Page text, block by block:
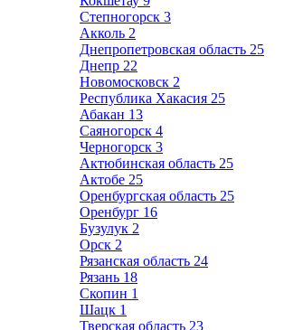
Степногорск 3
Акколь 2
Днепропетровская область 25
Днепр 22
Новомосковск 2
Республика Хакасия 25
Абакан 13
Саяногорск 4
Черногорск 3
Актюбинская область 25
Актобе 25
Оренбургская область 25
Оренбург 16
Бузулук 2
Орск 2
Рязанская область 24
Рязань 18
Скопин 1
Шацк 1
Тверская область 23